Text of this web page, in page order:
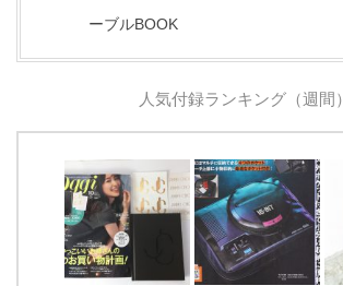
ーブルBOOK
人気付録ランキング（週間）